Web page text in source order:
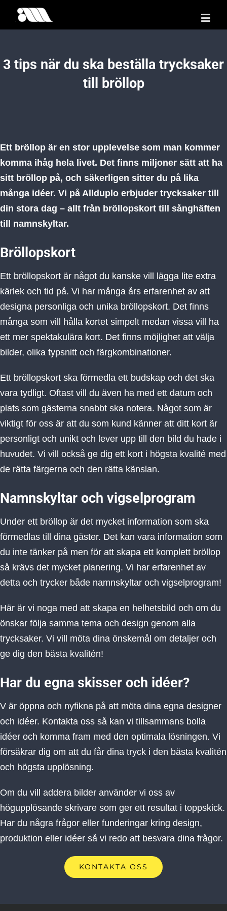
3 tips när du ska beställa trycksaker
till bröllop
Ett bröllop är en stor upplevelse som man kommer
komma ihåg hela livet. Det finns miljoner sätt att ha
sitt bröllop på, och säkerligen sitter du på lika
många idéer. Vi på Allduplo erbjuder trycksaker till
din stora dag – allt från bröllopskort till sånghäften
till namnskyltar.
Bröllopskort
Ett bröllopskort är något du kanske vill lägga lite extra
kärlek och tid på. Vi har många års erfarenhet av att
designa personliga och unika bröllopskort. Det finns
många som vill hålla kortet simpelt medan vissa vill ha
ett mer spektakulära kort. Det finns möjlighet att välja
bilder, olika typsnitt och färgkombinationer.
Ett bröllopskort ska förmedla ett budskap och det ska
vara tydligt. Oftast vill du även ha med ett datum och
plats som gästerna snabbt ska notera. Något som är
viktigt för oss är att du som kund känner att ditt kort är
personligt och unikt och lever upp till den bild du hade i
huvudet. Vi vill också ge dig ett kort i högsta kvalité med
de rätta färgerna och den rätta känslan.
Namnskyltar och vigselprogram
Under ett bröllop är det mycket information som ska
förmedlas till dina gäster. Det kan vara information som
du inte tänker på men för att skapa ett komplett bröllop
så krävs det mycket planering. Vi har erfarenhet av
detta och trycker både namnskyltar och vigselprogram!
Här är vi noga med att skapa en helhetsbild och om du
önskar följa samma tema och design genom alla
trycksaker. Vi vill möta dina önskemål om detaljer och
ge dig den bästa kvalitén!
Har du egna skisser och idéer?
V är öppna och nyfikna på att möta dina egna designer
och idéer. Kontakta oss så kan vi tillsammans bolla
idéer och komma fram med den optimala lösningen. Vi
försäkrar dig om att du får dina tryck i den bästa kvalitén
och högsta upplösning.
Om du vill addera bilder använder vi oss av
högupplösande skrivare som ger ett resultat i toppskick.
Har du några frågor eller funderingar kring design,
produktion eller idéer så vi redo att besvara dina frågor.
KONTAKTA OSS